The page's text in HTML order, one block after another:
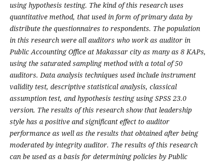
using hypothesis testing. The kind of this research uses
quantitative method, that used in form of primary data by
distribute the questionnaires to respondents. The population
in this research were all auditors who work as auditor in
Public Accounting Office at Makassar city as many as 8 KAPs,
using the saturated sampling method with a total of 50
auditors. Data analysis techniques used include instrument
validity test, descriptive statistical analysis, classical
assumption test, and hypothesis testing using SPSS 23.0
version. The results of this research show that leadership
style has a positive and significant effect to auditor
performance as well as the results that obtained after being
moderated by integrity auditor. The results of this research
can be used as a basis for determining policies by Public